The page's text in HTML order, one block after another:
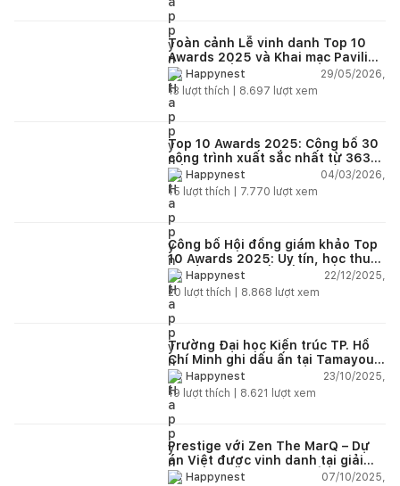
Toàn cảnh Lễ vinh danh Top 10
Awards 2025 và Khai mạc Pavilion
“Dong buồm”
Happynest
29/05/2026,
13 lượt thích | 8.697 lượt xem
Top 10 Awards 2025: Công bố 30
công trình xuất sắc nhất từ 363
đồ án dự thi trên toàn quốc
Happynest
04/03/2026,
15 lượt thích | 7.770 lượt xem
Công bố Hội đồng giám khảo Top
10 Awards 2025: Uy tín, học thuật
và tầm nhìn thiết kế mới
Happynest
22/12/2025,
20 lượt thích | 8.868 lượt xem
Trường Đại học Kiến trúc TP. Hồ
Chí Minh ghi dấu ấn tại Tamayouz
Awards for Excellence 2024
Happynest
23/10/2025,
19 lượt thích | 8.621 lượt xem
Prestige với Zen The MarQ – Dự
án Việt được vinh danh tại giải
thưởng kiến trúc châu Á 2025
Happynest
07/10/2025,